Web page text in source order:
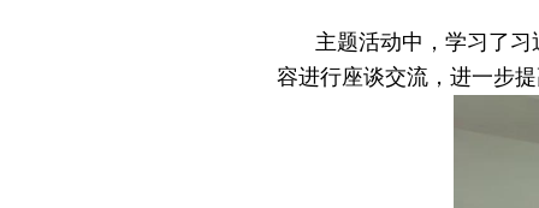
主题活动中， 学习了习
容进行座谈交流，进一步